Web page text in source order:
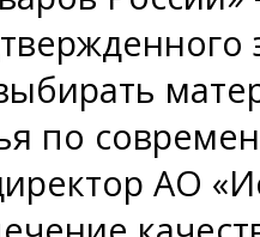
по
АО